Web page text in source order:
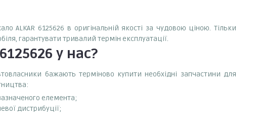
ALKAR 6125626 в оригінальній якості за чудовою ціною. Тільки
гарантувати тривалий термін експлуатації.
у нас?
бажають терміново купити необхідні запчастини для
елемента;
дистрибуції;